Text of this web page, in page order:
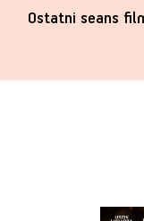
Ostatni seans